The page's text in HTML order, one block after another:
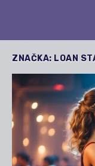
ZNAČKA: LOAN